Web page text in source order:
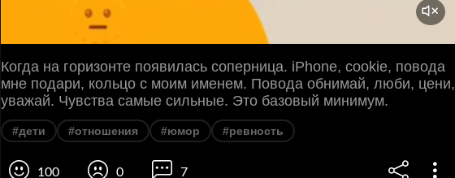
Когда на горизонте появилась соперница. iPhone, cookie, повода
мне подари, кольцо с моим именем. Повода обнимай, люби, цени,
уважай. Чувства самые сильные. Это базовый минимум.
#дети #отношения #юмор #ревность
100 0 7